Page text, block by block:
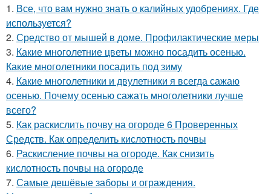
1. Все, что вам нужно знать о калийных удобрениях. Где
используется?
2. Средство от мышей в доме. Профилактические меры
3. Какие многолетние цветы можно посадить осенью.
Какие многолетники посадить под зиму
4. Какие многолетники и двулетники я всегда сажаю
осенью. Почему осенью сажать многолетники лучше
всего?
5. Как раскислить почву на огороде 6 Проверенных
Средств. Как определить кислотность почвы
6. Раскисление почвы на огороде. Как снизить
кислотность почвы на огороде
7. Самые дешёвые заборы и ограждения.